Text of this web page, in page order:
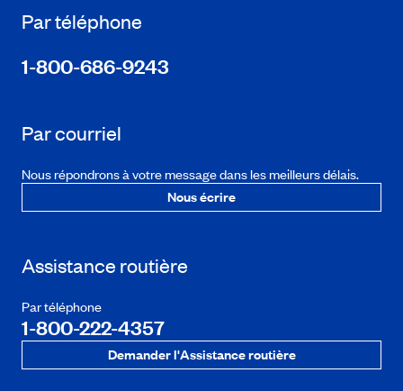
Par téléphone
1-800-686-9243
Par courriel
Nous répondrons à votre message dans les meilleurs délais.
Nous écrire
Assistance routière
Par téléphone
1-800-222-4357
Demander l'Assistance routière